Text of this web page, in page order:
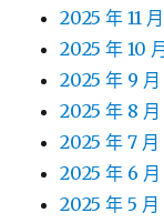
2025 年 11 月
2025 年 10 月
2025 年 9 月
2025 年 8 月
2025 年 7 月
2025 年 6 月
2025 年 5 月